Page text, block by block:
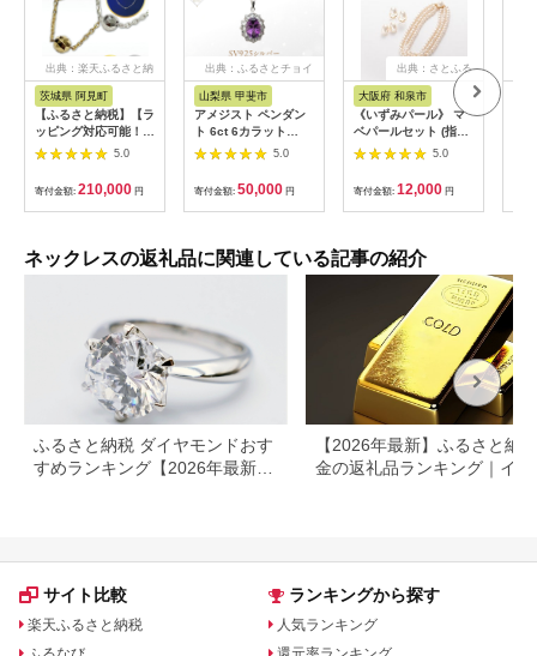
出典：楽天ふるさと納
茨城県 阿見町
【ふるさと納税】【ラ
ッピング対応可能！】
【選べる】K18 トラ
クレス【アクセサリー
18金 K18 ホワイトデ
ー ファッション おし
ーマル カジュアル 国
産】（36-01）
5.0
寄付金額: 210,000 円
出典：ふるさとチョイ
山梨県 甲斐市
アメジスト ペンダン
ト 6ct 6カラット
SV925 シルバー925
ルートパーズ
（16100） [山梨 ペン
ダント ネックレス ア
パーズ シルバー ジュ
エリー] 山梨県 甲斐市
5.0
寄付金額: 50,000 円
出典：さとふる
大阪府 和泉市
《いずみパール》 マ
ベパールセット (指輪
2個付き)【AN127】
5.0
寄付金額: 12,000 円
ネックレスの返礼品に関連している記事の紹介
ふるさと納税 ダイヤモンドおす
すめランキング【2026年最新】
【2026年最新】ふるさと納
金の返礼品ランキング｜イン
サイト比較
楽天ふるさと納税
ランキングから探す
人気ランキング